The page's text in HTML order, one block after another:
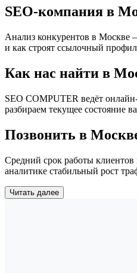
SEO-компания в
Анализ конкурентов в Москве
и как строят ссылочный
Как нас найти в
SEO COMPUTER ведёт
разбираем текущее состояние
Позвонить в
Средний срок работы
аналитике стабильный рост
Читать далее